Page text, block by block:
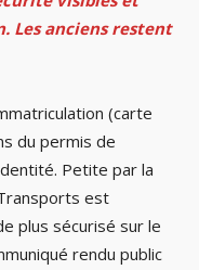
Les anciens restent
(carte
du permis de
Petite par la
est
plus sécurisé sur le
rendu public